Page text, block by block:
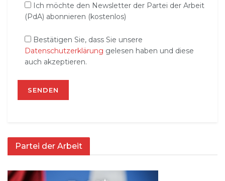
Ich möchte den Newsletter der Partei der Arbeit
(PdA) abonnieren (kostenlos)
Bestätigen Sie, dass Sie unsere
Datenschutzerklärung gelesen haben und diese
auch akzeptieren.
Partei der Arbeit